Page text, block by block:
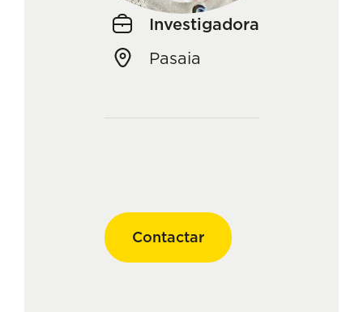
Investigadora
Pasaia
Contactar